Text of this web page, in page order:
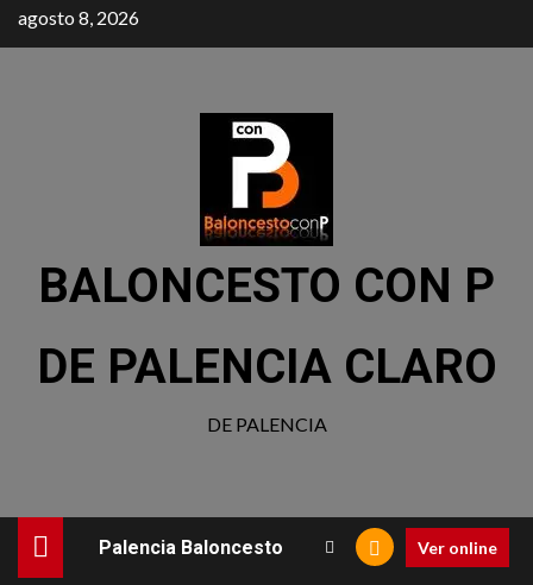
agosto 8, 2026
BALONCESTO CON P
DE PALENCIA CLARO
DE PALENCIA
Palencia Baloncesto Ver online